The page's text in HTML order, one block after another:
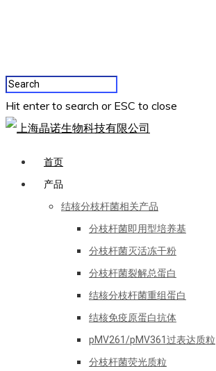
Hit enter to search or ESC to close
首页
产品
结核分枝杆菌相关产品
分枝杆菌即用型培养基
分枝杆菌灭活冻干粉
分枝杆菌裂解总蛋白
结核分枝杆菌重组蛋白
结核免疫原蛋白抗体
pMV261/pMV361过表达质粒
分枝杆菌荧光质粒